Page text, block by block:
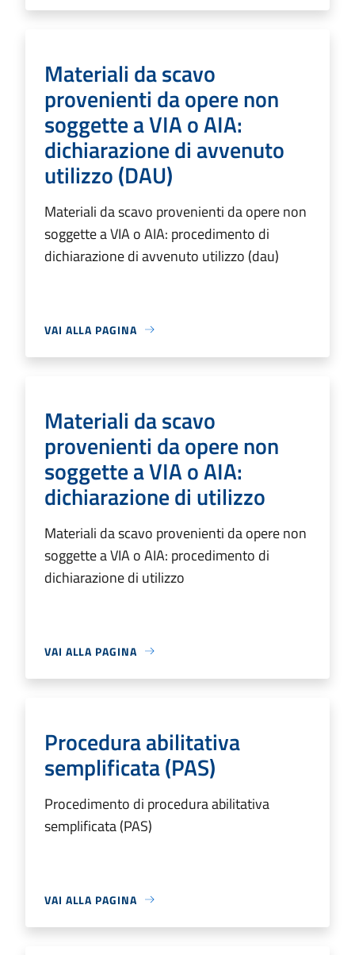
Materiali da scavo
provenienti da opere non
soggette a VIA o AIA:
dichiarazione di avvenuto
utilizzo (DAU)
Materiali da scavo provenienti da opere non
soggette a VIA o AIA: procedimento di
dichiarazione di avvenuto utilizzo (dau)
VAI ALLA PAGINA
Materiali da scavo
provenienti da opere non
soggette a VIA o AIA:
dichiarazione di utilizzo
Materiali da scavo provenienti da opere non
soggette a VIA o AIA: procedimento di
dichiarazione di utilizzo
VAI ALLA PAGINA
Procedura abilitativa
semplificata (PAS)
Procedimento di procedura abilitativa
semplificata (PAS)
VAI ALLA PAGINA